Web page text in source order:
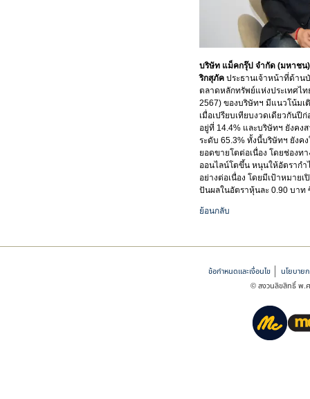
บริษัท แม็คกรุ๊ป จำกัด (มหาชน)
ริกสุภัค ประธานเจ้าหน้าที่ด้าน
ตลาดหลักทรัพย์แห่งประเทศไ
2567) ของบริษัทฯ มีแนวโน้มเ
เมื่อเปรียบเทียบงวดเดียวกันปี
อยู่ที่ 14.4% และบริษัทฯ ยังคง
ระดับ 65.3% ทั้งนี้บริษัทฯ ยังค
ยอดขายโตต่อเนื่อง โดยช่องท
ออนไลน์โตขึ้น หนุนให้อัตรากำ
อย่างต่อเนื่อง โดยมีเป้าหมา
ปันผลในอัตราหุ้นละ 0.90 บาท
ย้อนกลับ
ข้อกำหนดและเงื่อนไข
นโยบาย
© สงวนลิขสิทธิ์ พ.